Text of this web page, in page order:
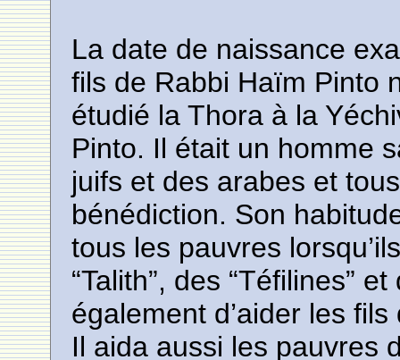
La date de naissance
fils de Rabbi Haïm Pinto
étudié la Thora à la
Pinto. Il était un homme
juifs et des arabes et
bénédiction. Son
tous les pauvres
“Talith”, des “Téfilines”
également d’aider les
Il aida aussi les pauvres